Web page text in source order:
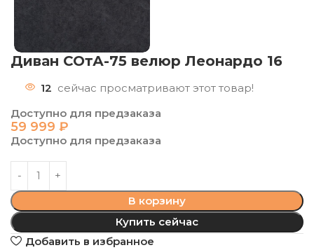
Диван СОтА-75 велюр Леонардо 16
12 сейчас просматривают этот товар!
Доступно для предзаказа
59 999 ₽
Доступно для предзаказа
В корзину
Купить сейчас
Добавить в избранное